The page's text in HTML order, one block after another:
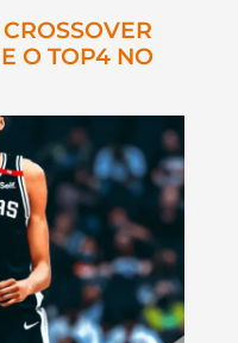
O TOP4 NO